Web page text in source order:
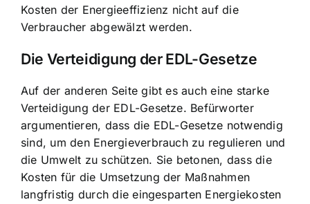
Kosten der Energieeffizienz nicht auf die
Verbraucher abgewälzt werden.
Die Verteidigung der EDL-Gesetze
Auf der anderen Seite gibt es auch eine starke
Verteidigung der EDL-Gesetze. Befürworter
argumentieren, dass die EDL-Gesetze notwendig
sind, um den Energieverbrauch zu regulieren und
die Umwelt zu schützen. Sie betonen, dass die
Kosten für die Umsetzung der Maßnahmen
langfristig durch die eingesparten Energiekosten